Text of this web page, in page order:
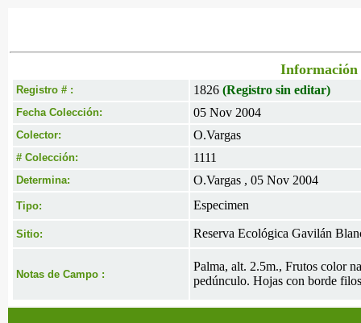
Información
Registro # : 1826 (Registro sin editar)
Fecha Colección: 05 Nov 2004
Colector: O.Vargas
# Colección: 1111
Determina: O.Vargas , 05 Nov 2004
Tipo: Especimen
Sitio: Reserva Ecológica Gavilán
Notas de Campo :
Palma, alt. 2.5m., Frutos color
pedúnculo. Hojas con borde